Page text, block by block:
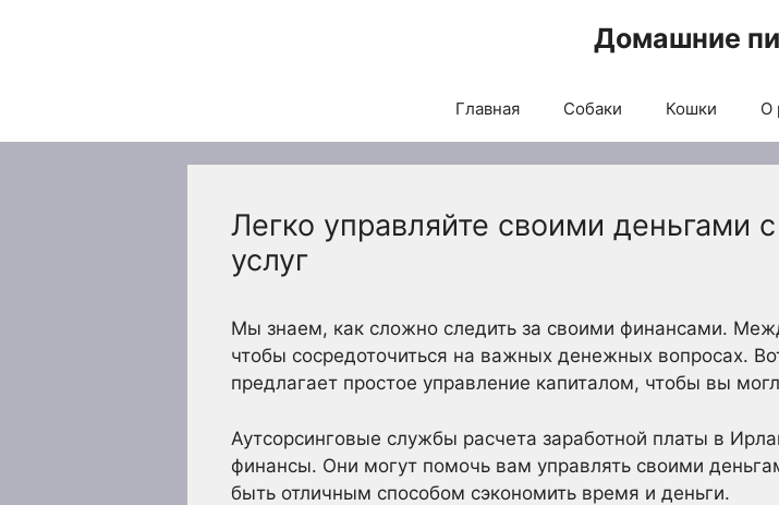
Домашние
Главная Собаки Кошки О
Легко управляйте своими деньгами
услуг
Мы знаем, как сложно следить за своими финансами.
чтобы сосредоточиться на важных денежных вопросах.
предлагает простое управление капиталом, чтобы вы
Аутсорсинговые службы расчета заработной платы в
финансы. Они могут помочь вам управлять своими
быть отличным способом сэкономить время и деньги.